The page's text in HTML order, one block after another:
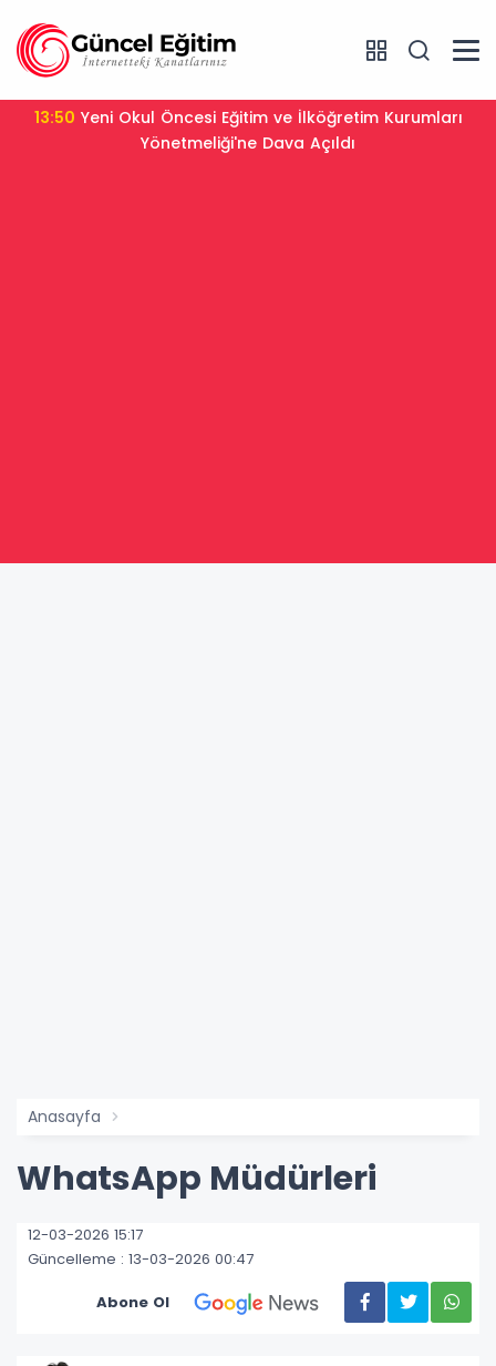
13:50
Yönetmeliği'ne Dava Açıldı
Anasayfa
WhatsApp Müdürleri
12-03-2026 15:17
Güncelleme : 13-03-2026 00:47
Abone Ol